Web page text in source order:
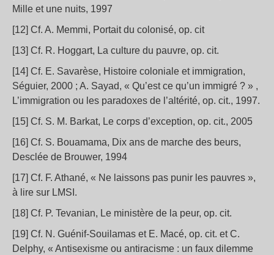
Mille et une nuits, 1997
[12] Cf. A. Memmi, Portait du colonisé, op. cit
[13] Cf. R. Hoggart, La culture du pauvre, op. cit.
[14] Cf. E. Savarèse, Histoire coloniale et immigration,
Séguier, 2000 ; A. Sayad, « Qu’est ce qu’un immigré ? » ,
L’immigration ou les paradoxes de l’altérité, op. cit., 1997.
[15] Cf. S. M. Barkat, Le corps d’exception, op. cit., 2005
[16] Cf. S. Bouamama, Dix ans de marche des beurs,
Desclée de Brouwer, 1994
[17] Cf. F. Athané, « Ne laissons pas punir les pauvres »,
à lire sur LMSI.
[18] Cf. P. Tevanian, Le ministère de la peur, op. cit.
[19] Cf. N. Guénif-Souilamas et E. Macé, op. cit. et C.
Delphy, « Antisexisme ou antiracisme : un faux dilemme